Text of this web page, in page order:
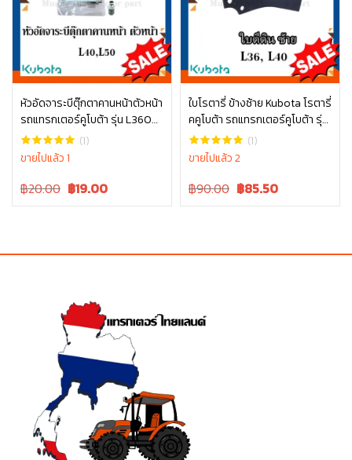
หัวอัดจาระบีตุ๊กตาคานหน้าตัวหน้า
รถแทรกเตอร์คูโบต้า รุ่น L3608
– L5018 06611-15010
(1)
ขายไปแล้ว 1
Original
฿20.00 Current
฿19.00
หยิบใส่ตะกร้า
ใบโรตารี่ ข้างซ้าย Kubota โรตารี่
คคูโบต้า รถแทรกเตอร์คูโบต้า รุ่น
L3608 L4018 W9516-54163
(1)
ขายไปแล้ว 2
Original
฿90.00 Current
฿85.50
หยิบใส่ตะกร้า